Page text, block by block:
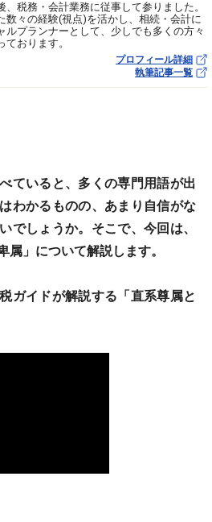
、税務・会計業務に従事して参りました。
数々の経験(視点)を活かし、相続・会計に
ルプランナーとして、少しでも多くの方々
ております。
プロフィール詳細
執筆記事一覧
ていると、多くの専門用語が出
わかるものの、あまり自信がな
でしょうか。そこで、今回は、
属」について解説します。
ガイドが解説する「直系尊属と